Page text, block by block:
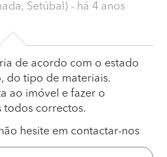
Setúbal) - há 4 anos
de acordo com o estado
do tipo de materiais.
ao imóvel e fazer o
todos correctos.
hesite em contactar-nos